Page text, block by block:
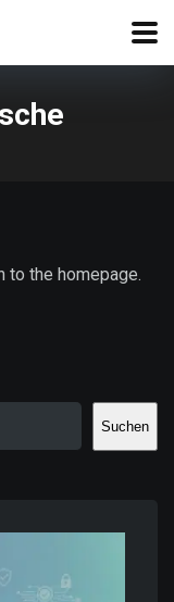
to the homepage.
Suchen